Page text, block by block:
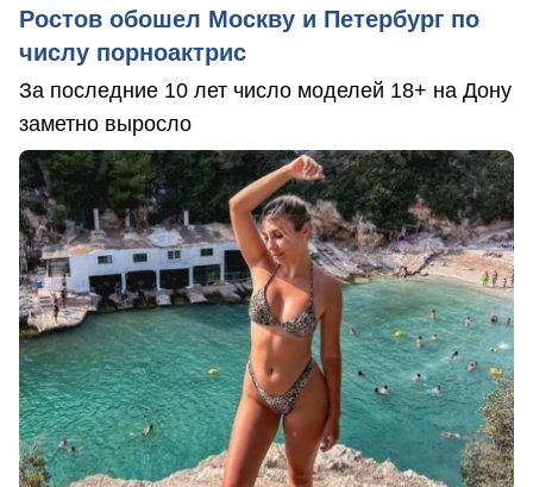
Ростов обошел Москву и Петербург по
числу порноактрис
За последние 10 лет число моделей 18+ на Дону
заметно выросло